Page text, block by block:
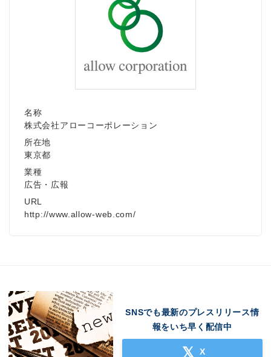
名称
株式会社アローコーポレーション
所在地
東京都
業種
広告・広報
URL
http://www.allow-web.com/
SNSでも最新のプレスリリース情
報をいち早く配信中
X